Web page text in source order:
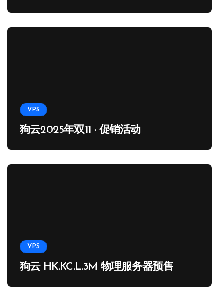
VPS
狗云2025年双11 · 促销活动
VPS
狗云 HK.KC.L.3M 物理服务器预售